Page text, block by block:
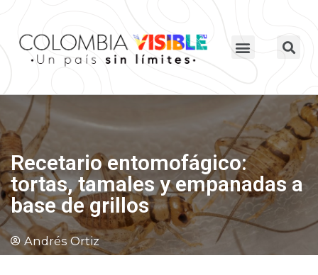
Recetario entomofágico:
tortas, tamales y empanadas a
base de grillos
Andrés Ortiz